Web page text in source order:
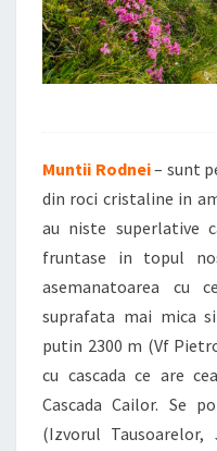
Muntii Rodnei– sunt
din roci cristaline in
au niste superlative
fruntase in topul
asemanatoarea cu
suprafata mai mica
putin 2300 m (Vf
cu cascada ce are
Cascada Cailor. Se
(Izvorul